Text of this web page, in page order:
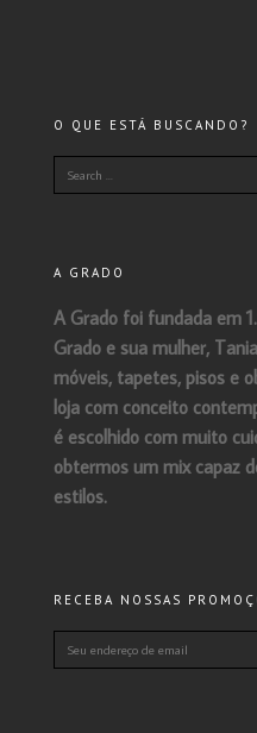
O QUE ESTÁ BUSCANDO?
A GRADO
A Grado foi fundada em
Grado e sua mulher,
móveis, tapetes, pisos e
loja com conceito
é escolhido com muito
obtermos um mix capaz
estilos.
RECEBA NOSSAS